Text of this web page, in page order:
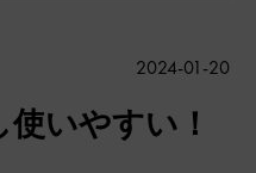
いやすい！
公
2024-01-20